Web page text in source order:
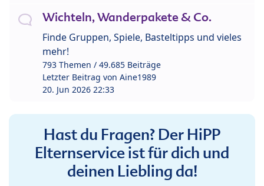
Wichteln, Wanderpakete & Co.
Finde Gruppen, Spiele, Basteltipps und vieles
mehr!
793 Themen / 49.685 Beiträge
Letzter Beitrag von Aine1989
20. Jun 2026 22:33
Hast du Fragen? Der HiPP
Elternservice ist für dich und
deinen Liebling da!